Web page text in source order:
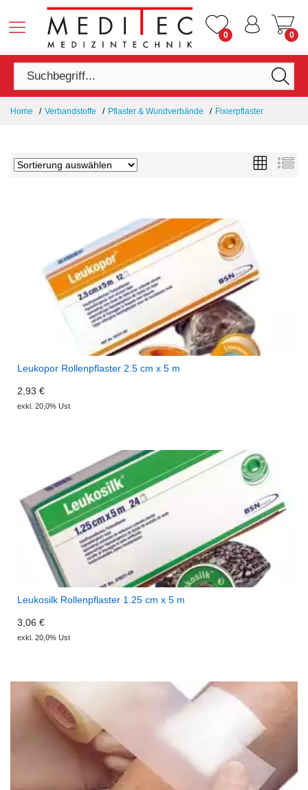
0 0
Home Verbandstoffe Pflaster & Wundverbände Fixierpflaster
Leukopor Rollenpflaster 2.5 cm x 5 m
2,93 €
exkl. 20,0% Ust
Leukosilk Rollenpflaster 1.25 cm x 5 m
3,06 €
exkl. 20,0% Ust